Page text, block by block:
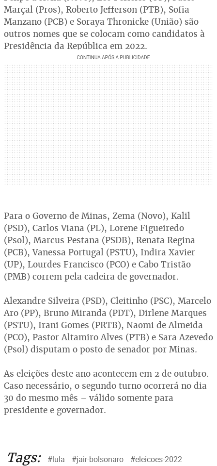
Marçal (Pros), Roberto Jefferson (PTB), Sofia
Manzano (PCB) e Soraya Thronicke (União) são
outros nomes que se colocam como candidatos à
Presidência da República em 2022.
Para o Governo de Minas, Zema (Novo), Kalil
(PSD), Carlos Viana (PL), Lorene Figueiredo
(Psol), Marcus Pestana (PSDB), Renata Regina
(PCB), Vanessa Portugal (PSTU), Indira Xavier
(UP), Lourdes Francisco (PCO) e Cabo Tristão
(PMB) correm pela cadeira de governador.
Alexandre Silveira (PSD), Cleitinho (PSC), Marcelo
Aro (PP), Bruno Miranda (PDT), Dirlene Marques
(PSTU), Irani Gomes (PRTB), Naomi de Almeida
(PCO), Pastor Altamiro Alves (PTB) e Sara Azevedo
(Psol) disputam o posto de senador por Minas.
As eleições deste ano acontecem em 2 de outubro.
Caso necessário, o segundo turno ocorrerá no dia
30 do mesmo mês – válido somente para
presidente e governador.
Tags: #lula #jair-bolsonaro
#eleicoes-2022